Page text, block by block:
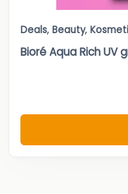
Deals, Beauty,
Bioré Aqua Rich UV